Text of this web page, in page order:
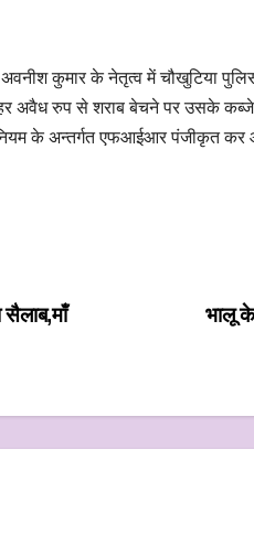
कुमार के नेतृत्व में चौखुटिया
अवैध रुप से शराब बेचने पर उसके
के अन्तर्गत एफआईआर पंजीकृत कर
भालू